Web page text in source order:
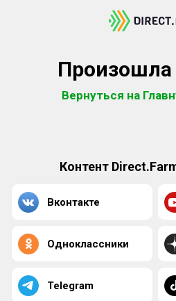
Вернуться на
Контент
Вконтакте
Одноклассники
Telegram